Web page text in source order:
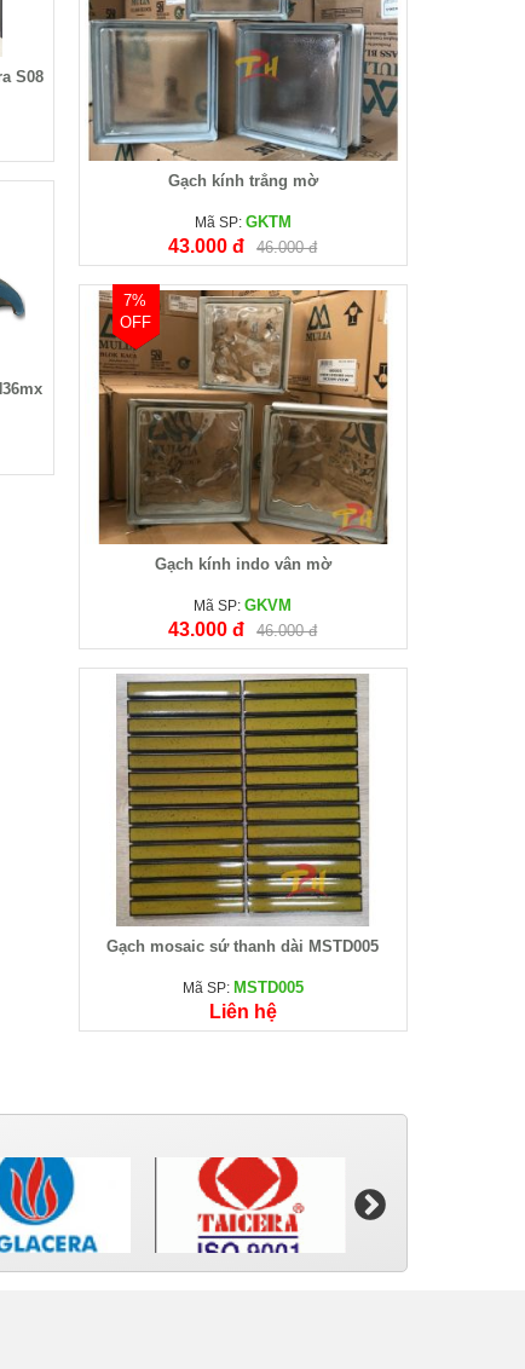
S08
Gạch kính trắng mờ
Mã SP: GKTM
43.000 đ 46.000 đ
7%
OFF
Gạch kính indo vân mờ
Mã SP:GKVM
43.000 đ 46.000 đ
Gạch mosaic sứ thanh dài MSTD005
Mã SP: MSTD005
Liên hệ